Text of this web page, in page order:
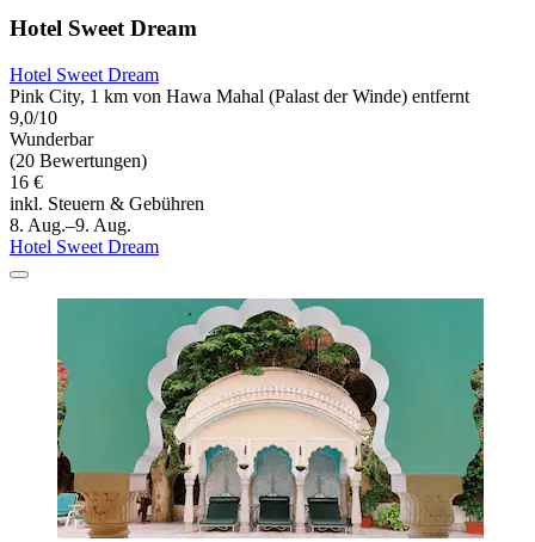
Hotel Sweet Dream
Hotel Sweet Dream
Pink City, 1 km von Hawa Mahal (Palast der Winde) entfernt
9,0/10
Wunderbar
(20 Bewertungen)
16 €
inkl. Steuern & Gebühren
8. Aug.–9. Aug.
Hotel Sweet Dream